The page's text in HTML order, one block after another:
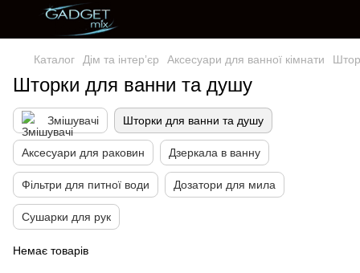
Каталог Дім та інтерʼєр Аксесуари для ванної кімнати
Шторки для ванни та душу
Змішувачі Шторки для ванни та душу
Аксесуари для раковин Дзеркала в ванну
Фільтри для питної води Дозатори для мила
Сушарки для рук
Немає товарів